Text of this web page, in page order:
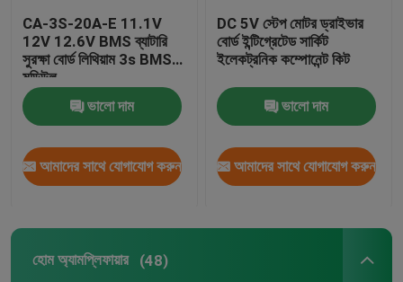
বিএমএস ব্যাটারি সুরক্ষা বোর্ড
হোম অ্যামপ্লিফায়ার
অটো প্লেয়ার
ডিজিটাল অ্যামিটার ভোল্টমিটার
CA-3S-20A-E 11.1V
12V 12.6V BMS ব্যাটারি
সুরক্ষা বোর্ড লিথিয়াম 3s BMS
মডিউল
ভালো দাম
আমাদের সাথে যোগাযোগ করুন
DC 5V স্টেপ মোটর ড্রাইভার
বোর্ড ইন্টিগ্রেটেড সার্কিট
ইলেকট্রনিক কম্পোনেন্ট কিট
ভালো দাম
আমাদের সাথে যোগাযোগ করুন
হোম অ্যামপ্লিফায়ার (48)